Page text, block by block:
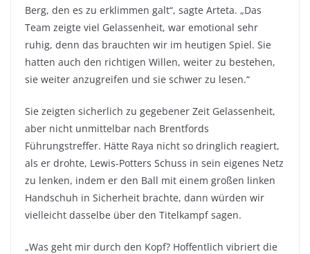
Berg, den es zu erklimmen galt“, sagte Arteta. „Das
Team zeigte viel Gelassenheit, war emotional sehr
ruhig, denn das brauchten wir im heutigen Spiel. Sie
hatten auch den richtigen Willen, weiter zu bestehen,
sie weiter anzugreifen und sie schwer zu lesen.“
Sie zeigten sicherlich zu gegebener Zeit Gelassenheit,
aber nicht unmittelbar nach Brentfords
Führungstreffer. Hätte Raya nicht so dringlich reagiert,
als er drohte, Lewis-Potters Schuss in sein eigenes Netz
zu lenken, indem er den Ball mit einem großen linken
Handschuh in Sicherheit brachte, dann würden wir
vielleicht dasselbe über den Titelkampf sagen.
„Was geht mir durch den Kopf? Hoffentlich vibriert die